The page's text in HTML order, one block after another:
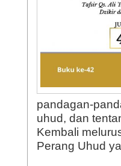
pandagan-
uhud, dan
Kembali
Perang Uhud
Halal dan
(Edisi I)
Lihat isinya »